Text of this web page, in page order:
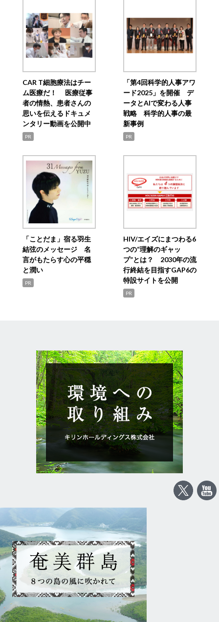
CAR T細胞療法はチー
ム医療だ！ 医療従事
者の情熱、患者さんの
思いを伝えるドキュメ
ンタリー動画を公開中
PR
「第4回科学的人事アワ
ード2025」を開催 デ
ータとAIで変わる人事
戦略 科学的人事の最
新事例
PR
「ことだま」宿る羽生
結弦のメッセージ 名
言がもたらす心の平穏
と潤い
PR
HIV/エイズにまつわる6
つの“理解のギャッ
プ”とは？ 2030年の流
行終結を目指すGAP6の
特設サイトを公開
PR